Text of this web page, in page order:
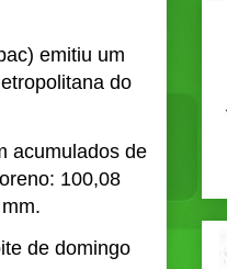
emitiu um
do
acumulados de
100,08
de domingo